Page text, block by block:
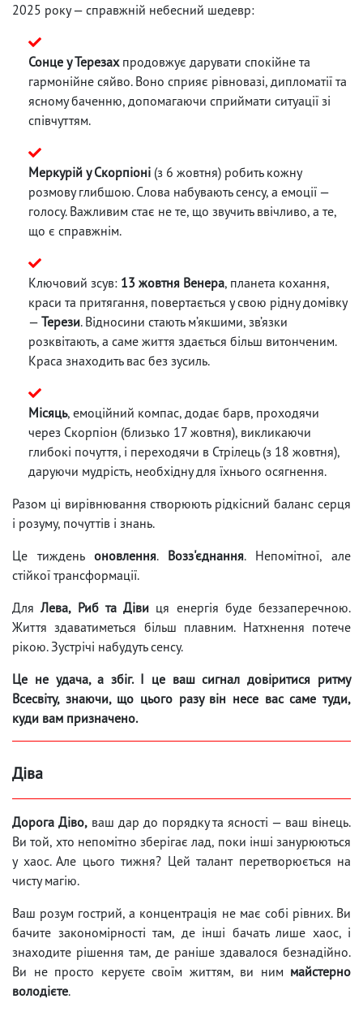
2025 року — справжній небесний шедевр:
Сонце у Терезахпродовжує дарувати спокійне та
гармонійне сяйво. Воно сприяє рівновазі, дипломатії та
ясному баченню, допомагаючи сприймати ситуації зі
співчуттям.
Меркурій у Скорпіоні (з 6 жовтня) робить кожну
розмову глибшою. Слова набувають сенсу, а емоції —
голосу. Важливим стає не те, що звучить ввічливо, а те,
що є справжнім.
Ключовий зсув: 13 жовтня Венера, планета кохання,
краси та притягання, повертається у свою рідну домівку
— Терези. Відносини стають м’якшими, зв’язки
розквітають, а саме життя здається більш витонченим.
Краса знаходить вас без зусиль.
Місяць, емоційний компас, додає барв, проходячи
через Скорпіон (близько 17 жовтня), викликаючи
глибокі почуття, і переходячи в Стрілець (з 18 жовтня),
даруючи мудрість, необхідну для їхнього осягнення.
Разом ці вирівнювання створюють рідкісний баланс серця
і розуму, почуттів і знань.
Це тиждень оновлення. Возз'єднання. Непомітної, але
стійкої трансформації.
ДляЛева, Риб та Діви ця енергія буде беззаперечною.
Життя здаватиметься більш плавним. Натхнення потече
рікою. Зустрічі набудуть сенсу.
Це не удача, а збіг. І це ваш сигнал довіритися ритму
Всесвіту, знаючи, що цього разу він несе вас саме туди,
куди вам призначено.
Діва
Дорога Діво,ваш дар до порядку та ясності — ваш вінець.
Ви той, хто непомітно зберігає лад, поки інші занурюються
у хаос. Але цього тижня? Цей талант перетворюється на
чисту магію.
Ваш розум гострий, а концентрація не має собі рівних. Ви
бачите закономірності там, де інші бачать лише хаос, і
знаходите рішення там, де раніше здавалося безнадійно.
Ви не просто керуєте своїм життям, ви ним майстерно
володієте.